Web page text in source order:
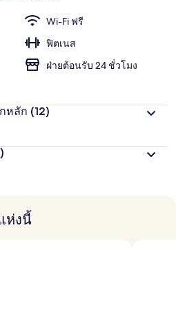
Wi-Fi ฟรี
ฟิตเนส
ฝ่ายต้อนรับ 24 ชั่วโมง
หลัก (12)
ห่งนี้